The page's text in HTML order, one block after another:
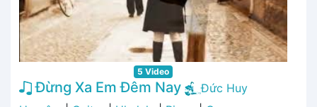
5 Video
Đừng Xa Em Đêm Nay
Đức Huy